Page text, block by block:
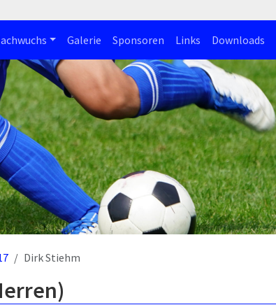
Galerie Sponsoren Links Downloads
Dirk Stiehm